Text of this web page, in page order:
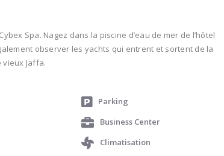
Spa. Nagez dans la piscine d’eau de mer de l’hôtel
observer les yachts qui entrent et sortent de la
Jaffa.
Parking
Business Center
Climatisation